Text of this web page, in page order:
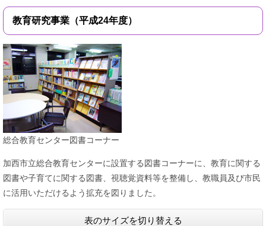
教育研究事業（平成24年度）
総合教育センター図書コーナー
加西市立総合教育センターに設置する図書コーナーに、教育に関する
図書や子育てに関する図書、視聴覚資料等を整備し、教職員及び市民
に活用いただけるよう拡充を図りました。
表のサイズを切り替える